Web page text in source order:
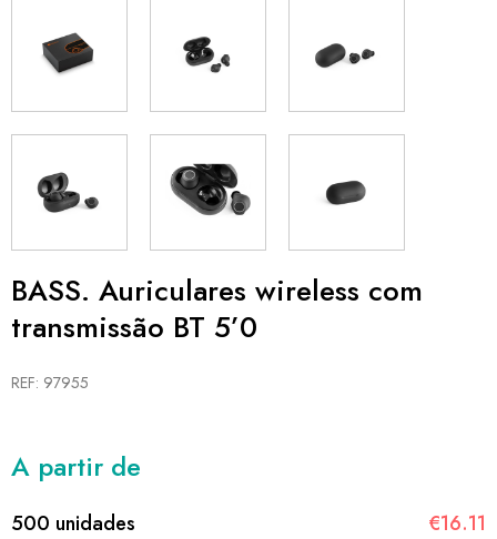
BASS. Auriculares wireless com
transmissão BT 5’0
REF: 97955
A partir de
500 unidades
€16.11